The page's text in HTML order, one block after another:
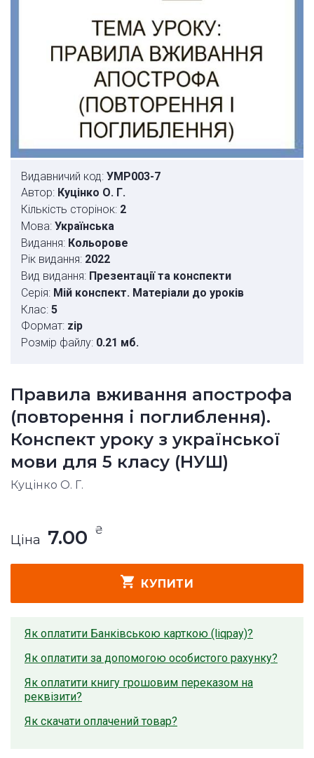
Видавничий код: УМР003-7
Автор: Куцінко О. Г.
Кількість сторінок: 2
Мова: Українська
Видання: Кольорове
Рік видання: 2022
Вид видання: Презентації та конспекти
Серія: Мій конспект. Матеріали до уроків
Клас: 5
Формат: zip
Розмір файлу: 0.21 мб.
Правила вживання апострофа
(повторення і поглиблення).
Конспект уроку з української
мови для 5 класу (НУШ)
Куцінко О. Г.
Ціна 7.00 ₴
КУПИТИ
Як оплатити Банківською карткою (liqpay)?
Як оплатити за допомогою особистого рахунку?
Як оплатити книгу грошовим переказом на
реквізити?
Як скачати оплачений товар?